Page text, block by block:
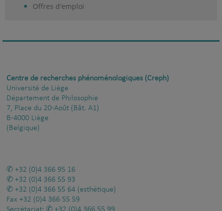
Offres d'emploi
Centre de recherches phénoménologiques (Creph)
Université de Liège
Département de Philosophie
7, Place du 20-Août (Bât. A1)
B-4000 Liège
(Belgique)
+32 (0)4 366 95 16
+32 (0)4 366 55 93
+32 (0)4 366 55 64 (esthétique)
Fax +32 (0)4 366 55 59